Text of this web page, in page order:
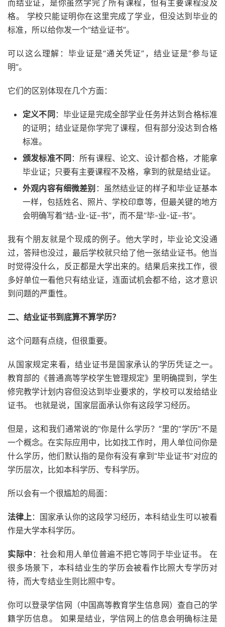
而结业证，是你虽然学完了所有课程，但有主要课程没及
格。 学校只能证明你在这里完成了学业，但没达到毕业的
标准，所以给你发一个“结业证书”。
可以这么理解：毕业证是“通关凭证”，结业证是“参与证
明”。
它们的区别体现在几个方面：
定义不同 ：毕业证是完成全部学业任务并达到合格标准
的证明；结业证是你学完了课程，但有部分没达到合格
标准。
颁发标准不同 ：所有课程、论文、设计都合格，才能拿
毕业证；只要有主要课程不及格，拿到的就是结业证。
外观内容有细微差别 ：虽然结业证的样子和毕业证基本
一样，包括姓名、照片、学校印章等，但最关键的地方
会明确写着“结-业-证-书”，而不是“毕-业-证-书”。
我有个朋友就是个现成的例子。他大学时，毕业论文没通
过，答辩也没过，最后学校就只给了他一张结业证书。他当
时觉得没什么，反正都是大学出来的。结果后来找工作，很
多好单位一看他只有结业证，连面试机会都不给，这才意识
到问题的严重性。
二、结业证书到底算不算学历？
这个问题有点绕，但很重要。
从国家规定来看，结业证书是国家承认的学历凭证之一。
教育部的《普通高等学校学生管理规定》里明确提到，学生
修完教学计划内容但没达到毕业要求的，学校可以发给结业
证书。 也就是说，国家层面承认你有这段学习经历。
但是，这和我们通常说的“你是什么学历？”里的“学历”不是
一个概念。在实际应用中，比如找工作时，用人单位问你是
什么学历，他们默认指的是你有没有拿到“毕业证书”对应的
学历层次，比如本科学历、专科学历。
所以会有一个很尴尬的局面：
法律上：国家承认你的这段学习经历，本科结业生可以被看
作是大学本科学历。
实际中 ：社会和用人单位普遍不把它等同于毕业证书。 在
很多场景下，本科结业生的学历会被看作比照大专学历对
待，而大专结业生则比照中专。
你可以登录学信网（中国高等教育学生信息网）查自己的学
籍学历信息。 如果是结业，学信网上的信息会明确标注是